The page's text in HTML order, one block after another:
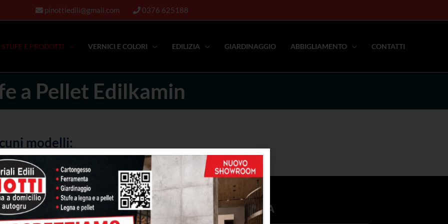
pinottiedili@gmail.com 0376 625188
STUFE E PRODOTTI VERNICI E COLORI EDILIZIA GIARDINAGGIO ABBIGLIAMENTO CONTATTI
a Pellet Edilkamin
modelli:
CONTATTACI ISCRIVITI ORA